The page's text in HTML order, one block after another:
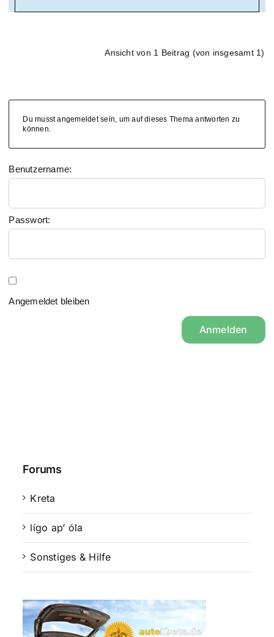
Ansicht von 1 Beitrag (von insgesamt 1)
Du musst angemeldet sein, um auf dieses Thema antworten zu
können.
Benutzername:
Passwort:
Angemeldet bleiben
Anmelden
Forums
Kreta
lígo ap‘ óla
Sonstiges & Hilfe